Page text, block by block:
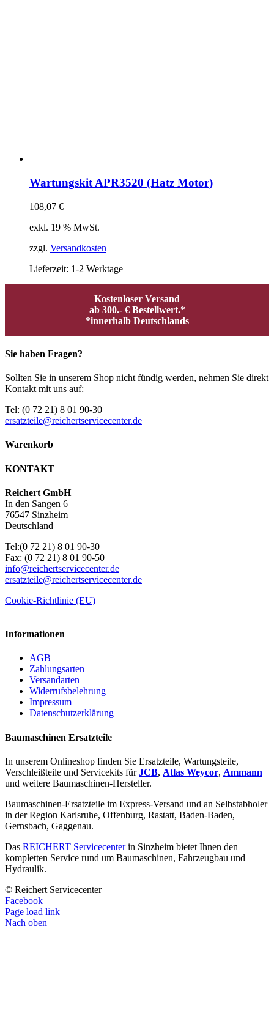
Wartungskit APR3520 (Hatz Motor)
108,07 €
exkl. 19 % MwSt.
zzgl. Versandkosten
Lieferzeit: 1-2 Werktage
Kostenloser Versand
ab 300.- € Bestellwert.*
*innerhalb Deutschlands
Sie haben Fragen?
Sollten Sie in unserem Shop nicht fündig werden, nehmen Sie direkt
Kontakt mit uns auf:
Tel: (0 72 21) 8 01 90-30
ersatzteile@reichertservicecenter.de
Warenkorb
KONTAKT
Reichert GmbH
In den Sangen 6
76547 Sinzheim
Deutschland
Tel:(0 72 21) 8 01 90-30
Fax: (0 72 21) 8 01 90-50
info@reichertservicecenter.de
ersatzteile@reichertservicecenter.de
Cookie-Richtlinie (EU)
Informationen
AGB
Zahlungsarten
Versandarten
Widerrufsbelehrung
Impressum
Datenschutzerklärung
Baumaschinen Ersatzteile
In unserem Onlineshop finden Sie Ersatzteile, Wartungsteile,
Verschleißteile und Servicekits fürJCB, Atlas Weycor, Ammann
und weitere Baumaschinen-Hersteller.
Baumaschinen-Ersatzteile im Express-Versand und an Selbstabholer
in der Region Karlsruhe, Offenburg, Rastatt, Baden-Baden,
Gernsbach, Gaggenau.
Das REICHERT Servicecenterin Sinzheim bietet Ihnen den
kompletten Service rund um Baumaschinen, Fahrzeugbau und
Hydraulik.
© Reichert Servicecenter
Facebook
Page load link
Nach oben